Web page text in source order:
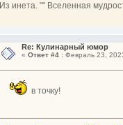
Из инета. "" Вселенная
Re: Кулинарный юмор
« Ответ #4 :Февраль 23,
в точку!